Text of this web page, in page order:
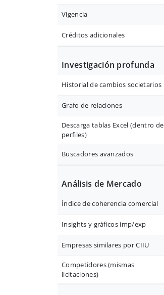
Vigencia
Créditos adicionales
Investigación profunda
Historial de cambios societarios
Grafo de relaciones
Descarga tablas Excel (dentro de
perfiles)
Buscadores avanzados
Análisis de Mercado
Índice de coherencia comercial
Insights y gráficos imp/exp
Empresas similares por CIIU
Competidores (mismas
licitaciones)